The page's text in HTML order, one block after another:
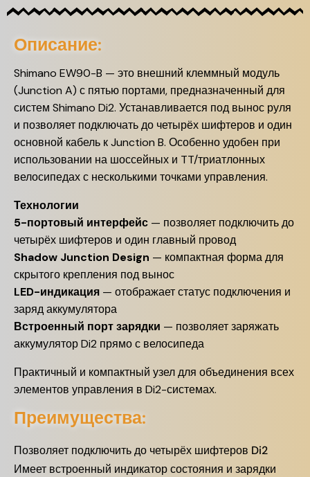
Описание:
Shimano EW90-B — это внешний клеммный модуль
(Junction A) с пятью портами, предназначенный для
систем Shimano Di2. Устанавливается под вынос руля
и позволяет подключать до четырёх шифтеров и один
основной кабель к Junction B. Особенно удобен при
использовании на шоссейных и TT/триатлонных
велосипедах с несколькими точками управления.
Технологии
5-портовый интерфейс — позволяет подключить до
четырёх шифтеров и один главный провод
Shadow Junction Design — компактная форма для
скрытого крепления под вынос
LED-индикация — отображает статус подключения и
заряд аккумулятора
Встроенный порт зарядки — позволяет заряжать
аккумулятор Di2 прямо с велосипеда
Практичный и компактный узел для объединения всех
элементов управления в Di2-системах.
Преимущества:
Позволяет подключить до четырёх шифтеров Di2
Имеет встроенный индикатор состояния и зарядки